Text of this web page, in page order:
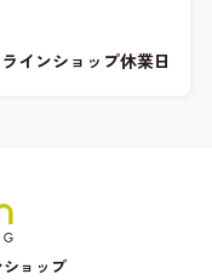
インショップ休業日
ョップ